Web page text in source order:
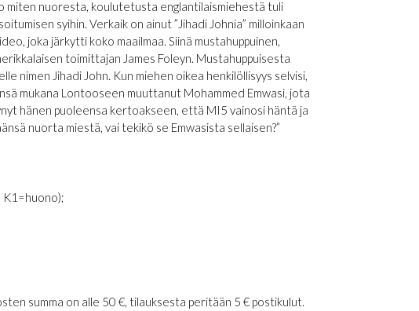
nuoresta, koulutetusta englantilaismiehestä tuli
syihin. Verkaik on ainut ”Jihadi Johnia” milloinkaan
joka järkytti koko maailmaa. Siinä mustahuppuinen,
toimittajan James Foleyn. Mustahuppuisesta
nimen Jihadi John. Kun miehen oikea henkilöllisyys selvisi,
mukana Lontooseen muuttanut Mohammed Emwasi, jota
hänen puoleensa kertoakseen, että MI5 vainosi häntä ja
nuorta miestä, vai tekikö se Emwasista sellaisen?”
K1=huono);
summa on alle 50 €, tilauksesta peritään 5 € postikulut.